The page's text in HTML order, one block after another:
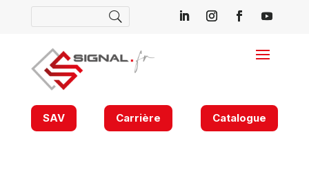
SAV Carrière Catalogue